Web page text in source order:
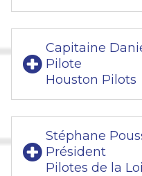
Capitaine
Pilote
Houston Pilots
Stéphane
Président
Pilotes de la